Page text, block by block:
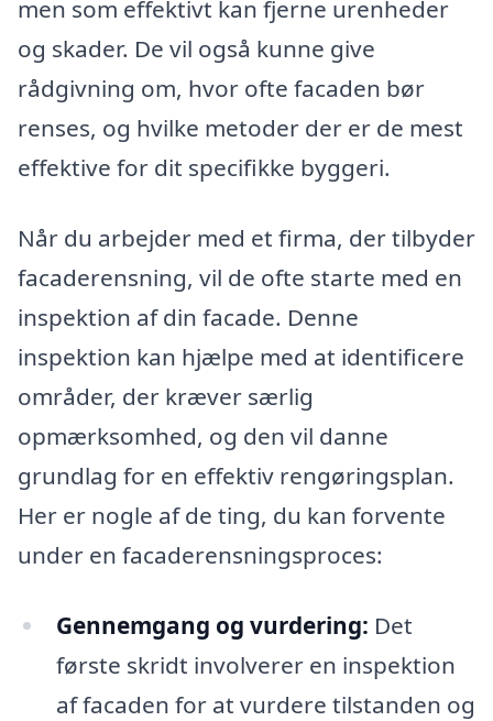
men som effektivt kan fjerne urenheder
og skader. De vil også kunne give
rådgivning om, hvor ofte facaden bør
renses, og hvilke metoder der er de mest
effektive for dit specifikke byggeri.
Når du arbejder med et firma, der tilbyder
facaderensning, vil de ofte starte med en
inspektion af din facade. Denne
inspektion kan hjælpe med at identificere
områder, der kræver særlig
opmærksomhed, og den vil danne
grundlag for en effektiv rengøringsplan.
Her er nogle af de ting, du kan forvente
under en facaderensningsproces:
Gennemgang og vurdering: Det
første skridt involverer en inspektion
af facaden for at vurdere tilstanden og